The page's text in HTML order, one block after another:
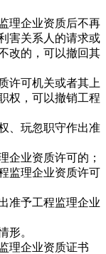
企业资质后不再
害关系人的请求或
改的，可以撤回其
可机关或者其上
权，可以撤销工程
玩忽职守作出准
业资质许可的；
理企业资质许可
予工程监理企业
。
理企业资质证书